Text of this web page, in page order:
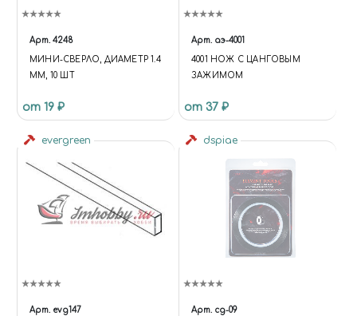
Арт. 4248
МИНИ-СВЕРЛО, ДИАМЕТР 1.4
ММ, 10 ШТ
от 19 ₽
Арт. аэ-4001
4001 НОЖ С ЦАНГОВЫМ
ЗАЖИМОМ
от 37 ₽
evergreen
Арт. evg147
dspiae
Арт. cg-09